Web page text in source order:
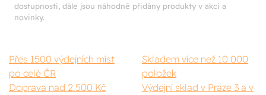
dostupnosti, dále jsou náhodně přidány produkty v akci a
novinky.
Přes 1500 výdejních míst
po celé ČR
Skladem více než 10 000
položek
Doprava nad 2.500 Kč
Výdejní sklad v Praze 3 a v